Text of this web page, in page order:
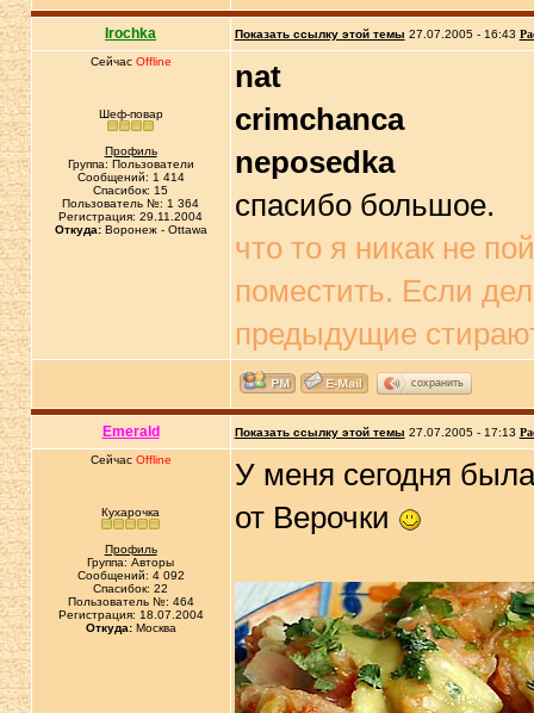
Irochka Показать ссылку этой темы 27.07.2005 - 16:43
Сейчас Offline
Шеф-повар
Профиль
Группа: Пользователи
Сообщений: 1 414
Спасибок: 15
Пользователь №: 1 364
Регистрация: 29.11.2004
Откуда:Воронеж - Ottawa
nat
crimchanca
neposedka
спасибо большое.
что то я никак не
поместить. Если
предыдущие
сохранить
Emerald Показать ссылку этой темы 27.07.2005 - 17:13
Сейчас Offline
Кухарочка
Профиль
Группа: Авторы
Сообщений: 4 092
Спасибок: 22
Пользователь №: 464
Регистрация: 18.07.2004
Откуда:Москва
У меня сегодня
от Верочки